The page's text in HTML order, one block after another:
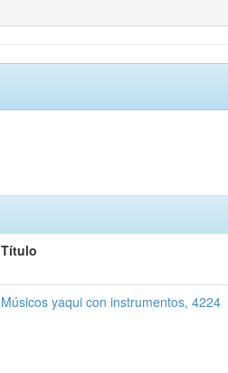
Título
Músicos yaqui con instrumentos, 4224